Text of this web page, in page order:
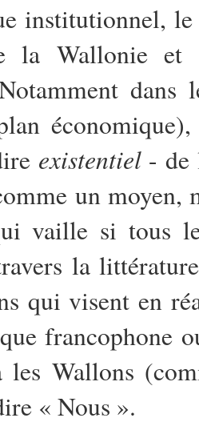
institutionnel,
la Wallonie
existentiel- de
un moyen,
vaille si tous
la
qui visent en
francophone
les Wallons
« Nous ».